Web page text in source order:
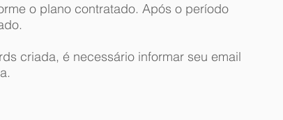
o plano contratado. Após o período
criada, é necessário informar seu email